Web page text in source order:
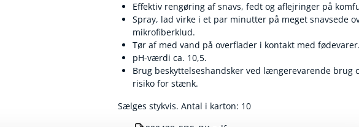
Effektiv rengøring af snavs, fedt og aflejringer på
Spray, lad virke i et par minutter på meget snavsede
mikrofiberklud.
Tør af med vand på overflader i kontakt med fødevarer.
pH-værdi ca. 10,5.
Brug beskyttelseshandsker ved længerevarende brug
risiko for stænk.
Sælges stykvis. Antal i karton: 10